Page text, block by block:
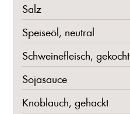
Salz
Speiseöl, neutral
Schweinefleisch, gekocht
Sojasauce
Knoblauch, gehackt